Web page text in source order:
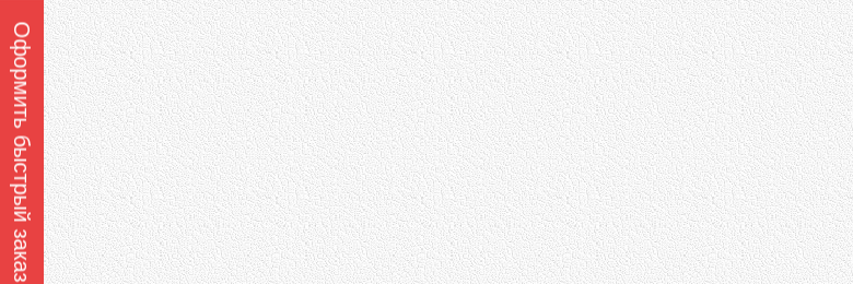
Оформить быстрый заказ